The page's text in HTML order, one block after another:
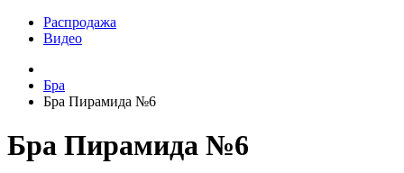
Распродажа
Видео
Бра
Бра Пирамида №6
Бра Пирамида №6